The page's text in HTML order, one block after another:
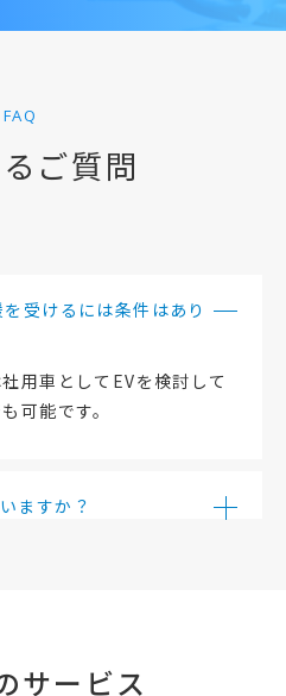
FAQ
ご質問
受けるには条件はあり
用車としてEVを検討して
可能です。
ますか？
サービス